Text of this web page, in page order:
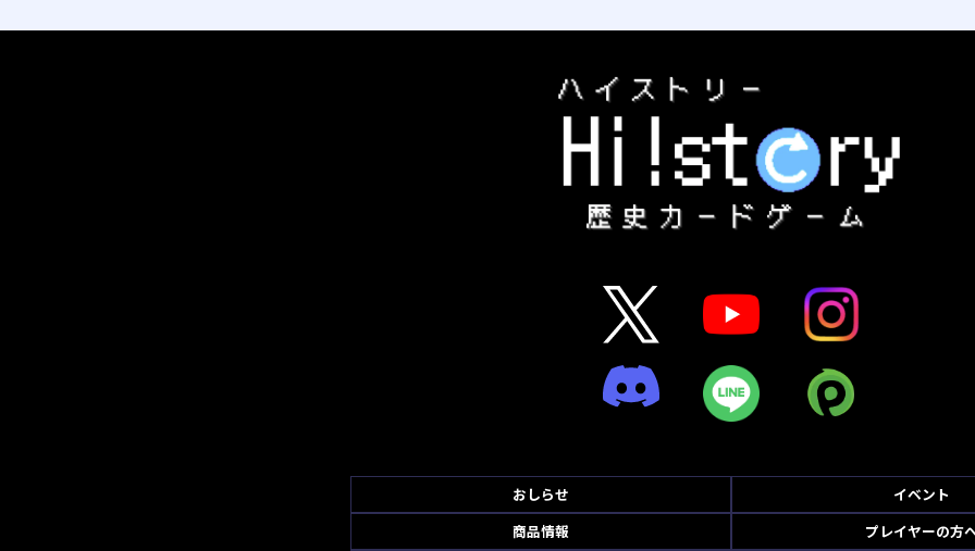
おしらせ
イベント
商品情報
プレイヤーの方